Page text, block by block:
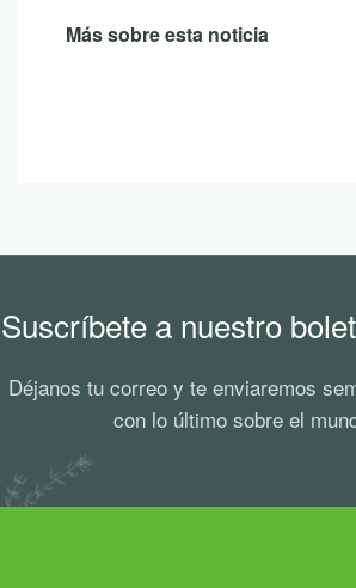
Más sobre esta noticia
Suscríbete a nuestro
Déjanos tu correo y te enviaremos
con lo último sobre el